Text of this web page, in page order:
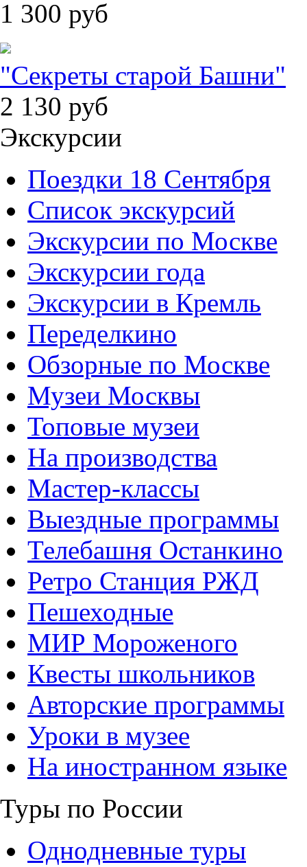
1 300 руб
"Секреты старой Башни"
2 130 руб
Экскурсии
Поездки 18 Сентября
Список экскурсий
Экскурсии по Москве
Экскурсии года
Экскурсии в Кремль
Переделкино
Обзорные по Москве
Музеи Москвы
Топовые музеи
На производства
Мастер-классы
Выездные программы
Телебашня Останкино
Ретро Станция РЖД
Пешеходные
МИР Мороженого
Квесты школьников
Авторские программы
Уроки в музее
На иностранном языке
Туры по России
Однодневные туры